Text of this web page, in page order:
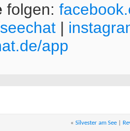
folgen:
|
app
« Silvester am See|